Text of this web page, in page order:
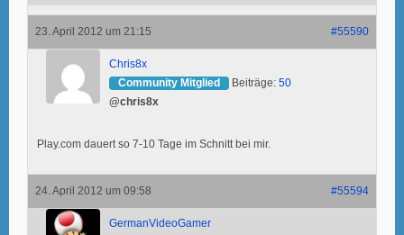
23. April 2012 um 21:15 #55590
Chris8x
Community Mitglied
Beiträge: 50
@chris8x
Play.com dauert so 7-10 Tage im Schnitt bei mir.
24. April 2012 um 09:58 #55594
GermanVideoGamer